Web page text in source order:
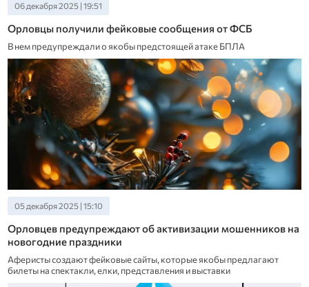
06 декабря 2025 | 19:51
Орловцы получили фейковые сообщения от ФСБ
В нем предупреждали о якобы предстоящей атаке БПЛА
05 декабря 2025 | 15:10
Орловцев предупреждают об активизации мошенников на
новогодние праздники
Аферисты создают фейковые сайты, которые якобы предлагают
билеты на спектакли, елки, представления и выставки